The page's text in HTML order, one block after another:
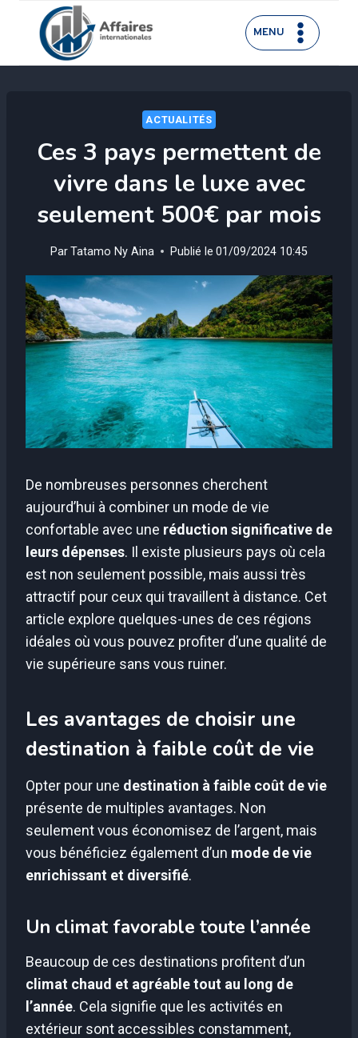
contenu
MENU
ACTUALITÉS
Ces 3 pays permettent de
vivre dans le luxe avec
seulement 500€ par mois
ParTatamo Ny Aina Publié le 01/09/2024 10:45
De nombreuses personnes cherchent
aujourd’hui à combiner un mode de vie
confortable avec une réduction significative de
leurs dépenses. Il existe plusieurs pays où cela
est non seulement possible, mais aussi très
attractif pour ceux qui travaillent à distance. Cet
article explore quelques-unes de ces régions
idéales où vous pouvez profiter d’une qualité de
vie supérieure sans vous ruiner.
Les avantages de choisir une
destination à faible coût de vie
Opter pour une destination à faible coût de vie
présente de multiples avantages. Non
seulement vous économisez de l’argent, mais
vous bénéficiez également d’un mode de vie
enrichissant et diversifié.
Un climat favorable toute l’année
Beaucoup de ces destinations profitent d’un
climat chaud et agréable tout au long de
l’année. Cela signifie que les activités en
extérieur sont accessibles constamment,